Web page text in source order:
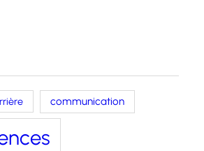
communication